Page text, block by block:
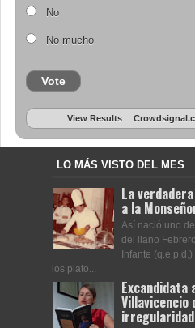
No
No mucho
Vote
View Results
LO MÁS VISTO DEL MES
La
a la
Así nació uno
del llano
Infante
los plato...
Excandidata
Villavicencio